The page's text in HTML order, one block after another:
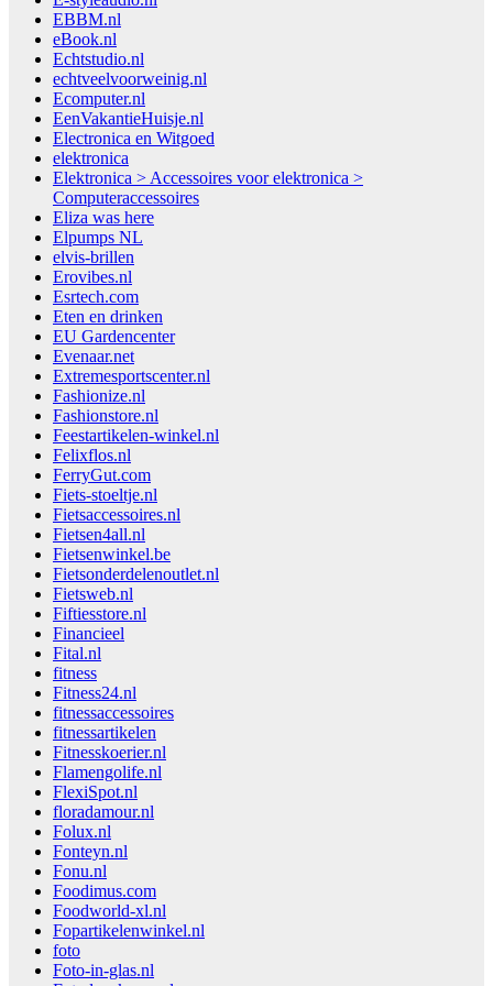
EBBM.nl
eBook.nl
Echtstudio.nl
echtveelvoorweinig.nl
Ecomputer.nl
EenVakantieHuisje.nl
Electronica en Witgoed
elektronica
Elektronica > Accessoires voor elektronica >
Computeraccessoires
Eliza was here
Elpumps NL
elvis-brillen
Erovibes.nl
Esrtech.com
Eten en drinken
EU Gardencenter
Evenaar.net
Extremesportscenter.nl
Fashionize.nl
Fashionstore.nl
Feestartikelen-winkel.nl
Felixflos.nl
FerryGut.com
Fiets-stoeltje.nl
Fietsaccessoires.nl
Fietsen4all.nl
Fietsenwinkel.be
Fietsonderdelenoutlet.nl
Fietsweb.nl
Fiftiesstore.nl
Financieel
Fital.nl
fitness
Fitness24.nl
fitnessaccessoires
fitnessartikelen
Fitnesskoerier.nl
Flamengolife.nl
FlexiSpot.nl
floradamour.nl
Folux.nl
Fonteyn.nl
Fonu.nl
Foodimus.com
Foodworld-xl.nl
Fopartikelenwinkel.nl
foto
Foto-in-glas.nl